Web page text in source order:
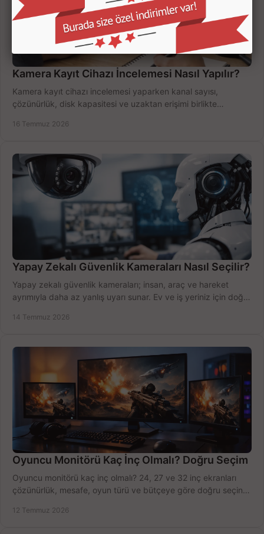
Kamera Kayıt Cihazı İncelemesi Nasıl Yapılır?
Kamera kayıt cihazı incelemesi yaparken kanal sayısı,
çözünürlük, disk kapasitesi ve uzaktan erişimi birlikte
16 Temmuz 2026
Yapay Zekalı Güvenlik Kameraları Nasıl Seçilir?
Yapay zekalı güvenlik kameraları; insan, araç ve hareket
ayrımıyla daha az yanlış uyarı sunar. Ev ve iş yeriniz için doğru
14 Temmuz 2026
Oyuncu Monitörü Kaç İnç Olmalı? Doğru Seçim
Oyuncu monitörü kaç inç olmalı? 24, 27 ve 32 inç ekranları
çözünürlük, mesafe, oyun türü ve bütçeye göre doğru seçin,
12 Temmuz 2026